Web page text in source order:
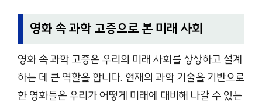
영화 속 과학 고증으로 본 미래 사회
영화 속 과학 고증은 우리의 미래 사회를 상상하고 설계
하는 데 큰 역할을 합니다. 현재의 과학 기술을 기반으로
한 영화들은 우리가 어떻게 미래에 대비해 나갈 수 있는